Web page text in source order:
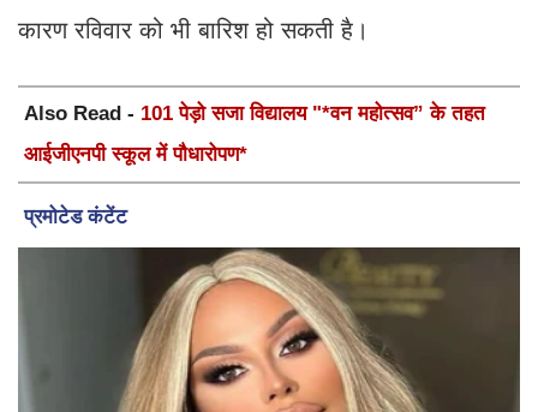
कारण रविवार को भी बारिश हो सकती है।
Also Read - 101 पेड़ो सजा विद्यालय "*वन महोत्सव” के तहत
आईजीएनपी स्कूल में पौधारोपण*